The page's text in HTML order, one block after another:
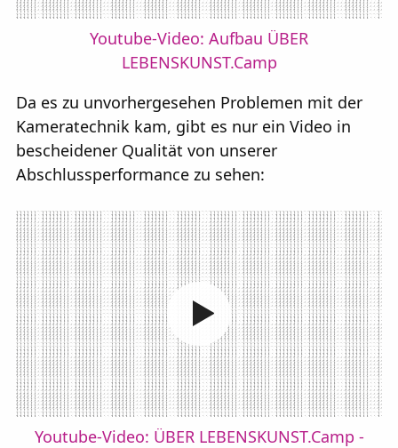
Youtube-Video: Aufbau ÜBER
LEBENSKUNST.Camp
Da es zu unvorhergesehen Problemen mit der
Kameratechnik kam, gibt es nur ein Video in
bescheidener Qualität von unserer
Abschlussperformance zu sehen:
Youtube-Video: ÜBER LEBENSKUNST.Camp -